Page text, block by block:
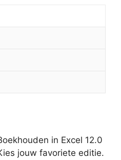
in Excel 12.0
jouw favoriete editie.